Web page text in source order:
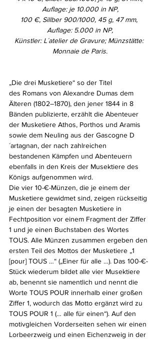
Auflage: je 10.000 in NP,
100 €, Sillber 900/1000, 45 g, 47 mm,
Auflage: 5.000 in NP,
Künstler: L´atelier de Gravure; Münzstätte:
Monnaie de Paris.
„Die drei Musketiere“ so der Titel
des Romans von Alexandre Dumas dem
Älteren (1802–1870), den jener 1844 in 8
Bänden publizierte, erzählt die Abenteuer
der Musketiere Athos, Porthos und Aramis
sowie dem Neuling aus der Gascogne D
´artagnan, der nach zahlreichen
bestandenen Kämpfen und Abenteuern
ebenfalls in den Kreis der Musektiere des
Königs aufgenommen wird.
Die vier 10-€-Münzen, die je einem der
Musketiere gewidmet sind, zeigen rückseitig
je einen der besagten Musketiere in
Fechtposition vor einem Fragment der Ziffer
1 und je einen Buchstaben des Wortes
TOUS. Alle Münzen zusammen ergeben den
ersten Teil des Mottos der Musketiere „1
[pour] TOUS …“ („Einer für alle …). Das 100-€-
Stück wiederum bildet alle vier Musektiere
ab, benennt sie namentlich und nennt die
Worte TOUS POUR innerhalb einer großen
Ziffer 1, wodurch das Motto ergänzt wird zu
TOUS POUR 1 (… alle für einen“). Auf den
motivgleichen Vorderseiten sehen wir einen
Lorbeerzweig und einen Eichenzweig in der